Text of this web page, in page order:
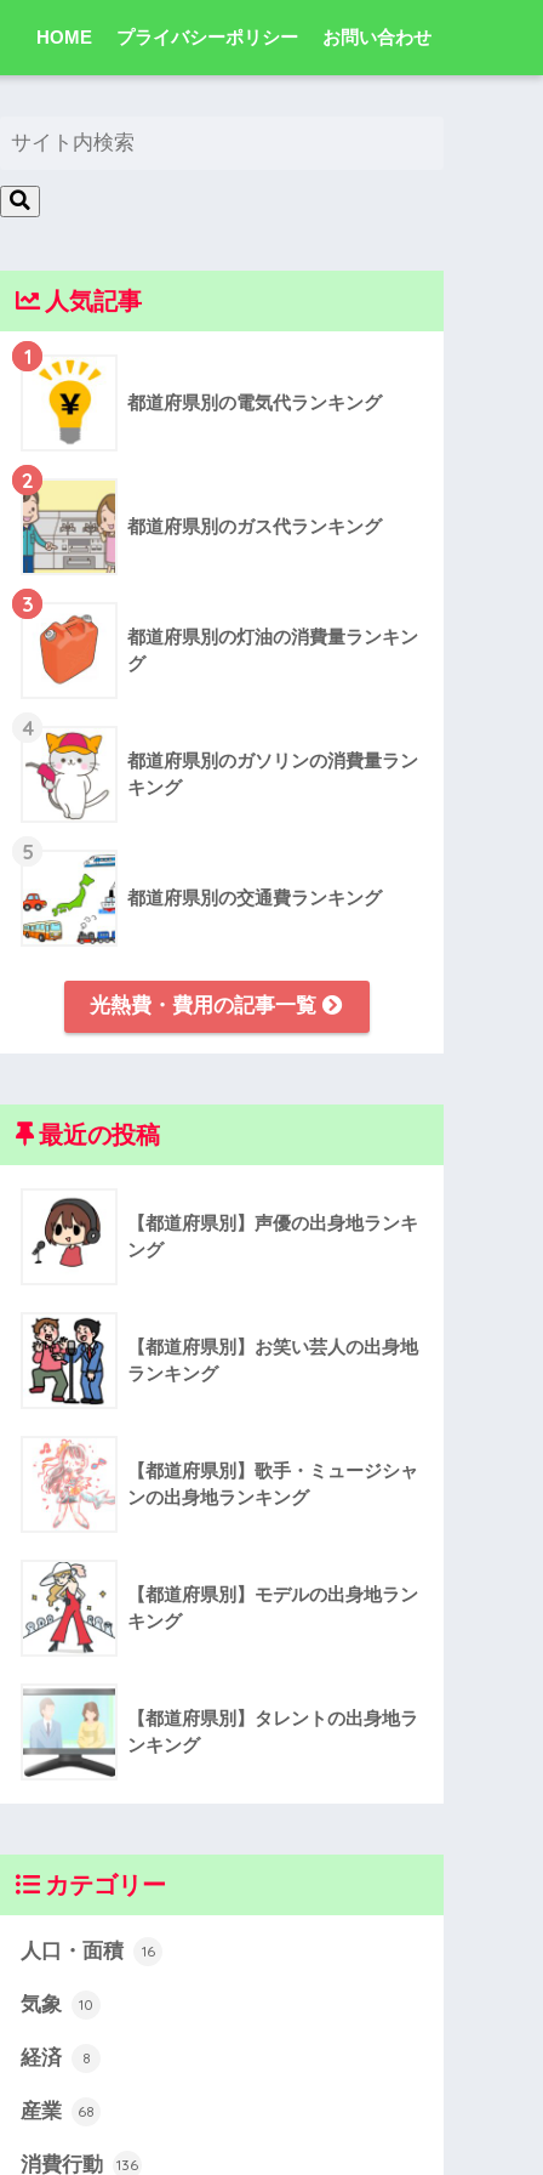
HOME プライバシーポリシー お問い合わせ
人気記事
1
都道府県別の電気代ランキング
2
都道府県別のガス代ランキング
3
都道府県別の灯油の消費量ランキン
グ
4
都道府県別のガソリンの消費量ラン
キング
5
都道府県別の交通費ランキング
光熱費・費用の記事一覧
最近の投稿
【都道府県別】声優の出身地ランキ
ング
【都道府県別】お笑い芸人の出身地
ランキング
【都道府県別】歌手・ミュージシャ
ンの出身地ランキング
【都道府県別】モデルの出身地ラン
キング
【都道府県別】タレントの出身地ラ
ンキング
カテゴリー
人口・面積 16
気象 10
経済 8
産業 68
消費行動 136